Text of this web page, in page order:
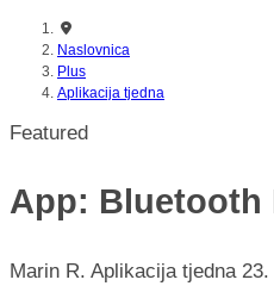
Naslovnica
Plus
Aplikacija tjedna
Featured
App: Bluetooth
Marin R. Aplikacija tjedna 23.